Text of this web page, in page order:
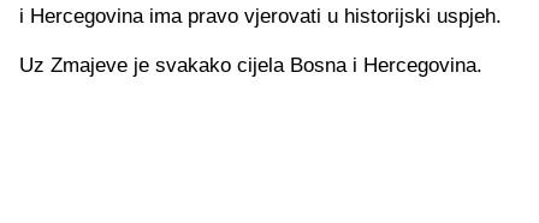
i Hercegovina ima pravo vjerovati u historijski uspjeh.
Uz Zmajeve je svakako cijela Bosna i Hercegovina.